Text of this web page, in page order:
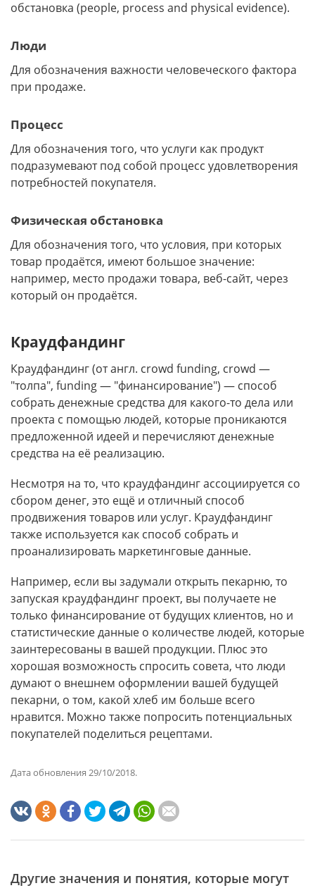
обстановка (people, process and physical evidence).
Люди
Для обозначения важности человеческого фактора
при продаже.
Процесс
Для обозначения того, что услуги как продукт
подразумевают под собой процесс удовлетворения
потребностей покупателя.
Физическая обстановка
Для обозначения того, что условия, при которых
товар продаётся, имеют большое значение:
например, место продажи товара, веб-сайт, через
который он продаётся.
Краудфандинг
Краудфандинг (от англ. сrowd funding, сrowd —
"толпа", funding — "финансирование") — способ
собрать денежные средства для какого-то дела или
проекта с помощью людей, которые проникаются
предложенной идеей и перечисляют денежные
средства на её реализацию.
Несмотря на то, что краудфандинг ассоциируется со
сбором денег, это ещё и отличный способ
продвижения товаров или услуг. Краудфандинг
также используется как способ собрать и
проанализировать маркетинговые данные.
Например, если вы задумали открыть пекарню, то
запуская краудфандинг проект, вы получаете не
только финансирование от будущих клиентов, но и
статистические данные о количестве людей, которые
заинтересованы в вашей продукции. Плюс это
хорошая возможность спросить совета, что люди
думают о внешнем оформлении вашей будущей
пекарни, о том, какой хлеб им больше всего
нравится. Можно также попросить потенциальных
покупателей поделиться рецептами.
Дата обновления 29/10/2018.
Другие значения и понятия, которые могут